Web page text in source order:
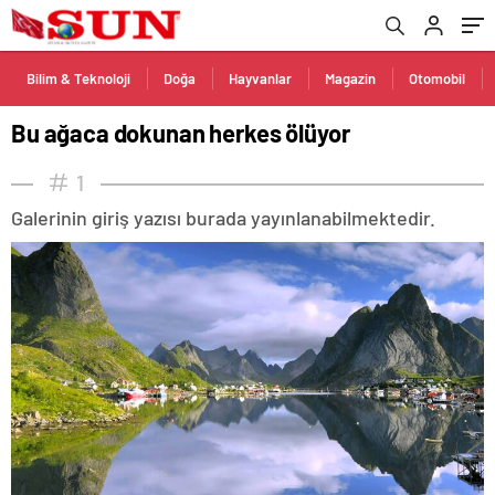
Bilim & Teknoloji Doğa Hayvanlar Magazin Otomobil
Bu ağaca dokunan herkes ölüyor
1
Galerinin giriş yazısı burada yayınlanabilmektedir.